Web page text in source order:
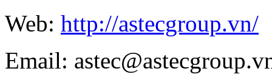
Web: http://astecgroup.vn/
Email: